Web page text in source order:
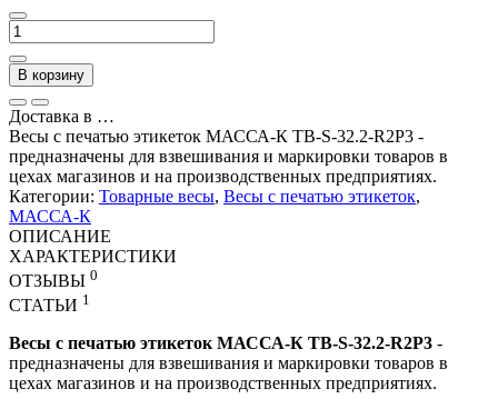
В корзину
Доставка в …
Весы с печатью этикеток МАССА-К ТВ-S-32.2-R2P3 -
предназначены для взвешивания и маркировки товаров в
цехах магазинов и на производственных предприятиях.
Категории: Товарные весы, Весы с печатью этикеток,
МАССА-К
ОПИСАНИЕ
ХАРАКТЕРИСТИКИ
ОТЗЫВЫ 0
СТАТЬИ 1
Весы с печатью этикеток МАССА-К ТВ-S-32.2-R2P3 -
предназначены для взвешивания и маркировки товаров в
цехах магазинов и на производственных предприятиях.